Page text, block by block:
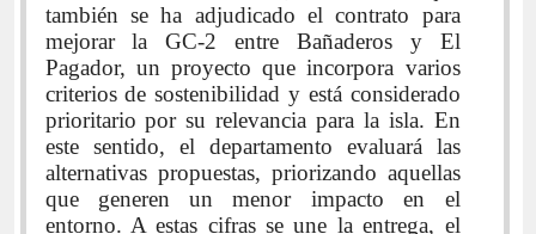
también se ha adjudicado el contrato para
mejorar la GC-2 entre Bañaderos y El
Pagador, un proyecto que incorpora varios
criterios de sostenibilidad y está considerado
prioritario por su relevancia para la isla. En
este sentido, el departamento evaluará las
alternativas propuestas, priorizando aquellas
que generen un menor impacto en el
entorno. A estas cifras se une la entrega, el